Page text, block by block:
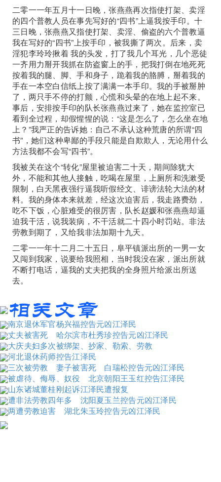
二零一一年五月十一日晚，张燕燕再次指使打架、卖淫
的四个普教人员在事先写好的“四书”上逼我按手印。十
三日晚，张燕燕又指使打架、卖淫、偷盗的六个普教逼
我在写好的“四书”上按手印，被我撕了两次。后来，卖
淫犯李玲玲揪着 我的头发，打了我几个耳光，几个恶徒
一齐用力掰开我抓在防盗窗上的手，把我打倒在地死死
按着我的腿、脚、手和身子，跪着我的胳膊，掰着我的
手在一本空白信纸上按了满满一本手印。我的手被掰肿
了，两只手不停的打颤，心慌和头晕的在地上起不来。
事后，安排按手印的队长张燕燕过来了，她在监控室已
看到全过程，却假惺惺的说：“这是怎么了，怎么坐在地
上？”我严正的告诉她：自己不承认这种荒唐的所谓“四
书”，她们这种卑鄙的手段只能是自欺欺人，无论用什么
方法我都不会写“四书”。
我被关在这个“转化”屋里被迫害二十天，期间除犹大
外，不能和其他人接触，吃喝在屋里，上厕所和洗漱受
限制，白天黑夜强行逼我听假经文、诽谤法轮大法的材
料。我的身体本来就差，经这次迫害后，我走路费劲，
吃不下饭，心脏难受的很厉害，队长赵媛和张燕燕却逼
迫我干活，说我装病，不干活就二十四小时罚站。非法
劳教到期了，又给我非法加期十九天。
二零一一年十二月二十五日，阜平镇派出所的一男一女
又闯到我家，说要给我照相，当时我没在家，派出所就
不断打电话，逼我的丈夫把我的全身照片给派出所送
去。
南京退休军官杨兴福控告元凶江泽民
丈夫被害死 哈尔滨市杜秀珍控告元凶江泽民
大庆夫妇多次被绑架、抄家、勒索、劳教
河北退休药师控告江泽民
三次被劳教 妻子被害死 白瑞松控告元凶江泽民
被虐待、侮辱、奴役 北京朝阳王玉红控告江泽民
山东诸城董桂刚起诉江泽民遭报复
遭非法劳教四年多 沈阳夏玉兰控告元凶江泽民
两遭劳教迫害 湖北朱玉玲控告元凶江泽民